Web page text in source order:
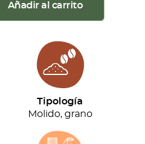
Añadir al carrito
Tipología
Molido, grano